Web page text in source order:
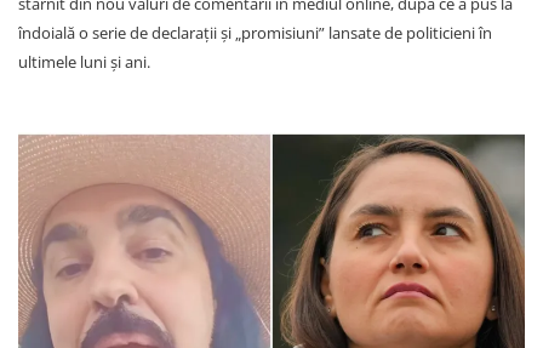
îndoială o serie de declarații și „promisiuni” lansate de politicieni în
ultimele luni și ani.